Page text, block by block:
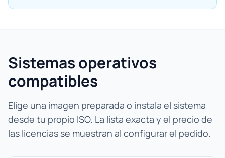
Sistemas operativos
compatibles
Elige una imagen preparada o instala el sistema
desde tu propio ISO. La lista exacta y el precio de
las licencias se muestran al configurar el pedido.